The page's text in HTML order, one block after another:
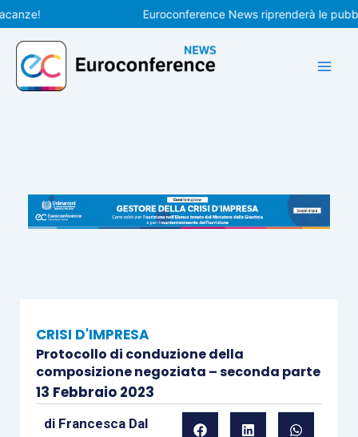
Vai
al
contenuto
Euroconference News riprenderà le
CRISI D'IMPRESA
Protocollo di conduzione della
composizione negoziata – seconda parte
13 Febbraio 2023
di Francesca Dal